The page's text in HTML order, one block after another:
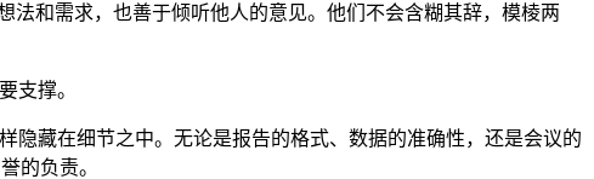
法和需求，也善于倾听他人的意见。他们不会含糊其辞，模棱两
支撑。
隐藏在细节之中。无论是报告的格式、数据的准确性，还是会议的
的负责。